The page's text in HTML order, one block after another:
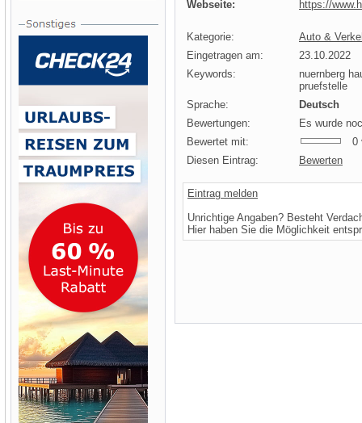
Webseite: https://
Kategorie:
Auto &
Eingetragen am:
23.10.2022
Keywords:
nuernberg
pruefstelle
Sprache:
Deutsch
Bewertungen:
Es wurde
Bewertet mit:
0
Diesen Eintrag:
Bewerten
Eintrag melden
Unrichtige Angaben? Besteht
Hier haben Sie die Möglichkeit